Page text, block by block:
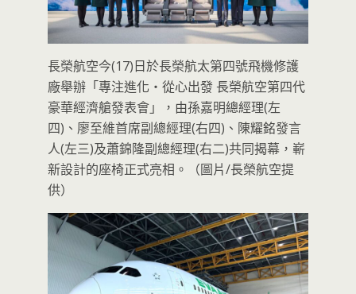
長榮航空今(17)日於長榮航太第四號飛機修護
廠舉辦「專注進化‧從心出發 長榮航空第四代
豪華經濟艙發表會」，由孫嘉明總經理(左
四)、廖至維首席副總經理(右四)、陳耀銘發言
人(左三)及蕭錦隆副總經理(右二)共同揭幕，嶄
新設計的座椅正式亮相。（圖片/長榮航空提
供）